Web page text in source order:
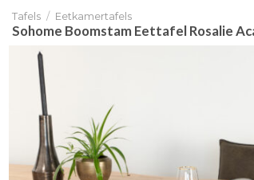
Tafels / Eetkamertafels
Sohome Boomstam Eettafel Rosalie